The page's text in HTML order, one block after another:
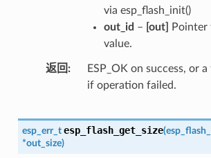
via esp_flash_init()
out_id – [out]
Pointer
value.
返回
ESP_OK on success, or
if operation failed.
esp_err_t esp_flash_get_size(
*out_size)